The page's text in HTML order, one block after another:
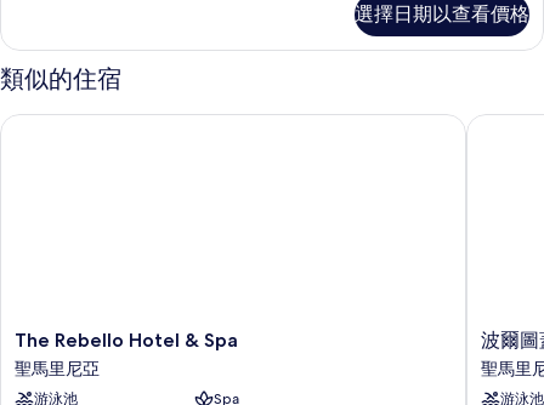
的
詳
情
選擇日期以查看價格
類似的住宿
The
Rebello
Hotel
The Rebello Hotel & Spa
聖馬里尼亞
游泳池 Spa
The Rebello Hotel & Spa
波
爾
圖
波爾圖
聖馬里
游泳池
波爾圖